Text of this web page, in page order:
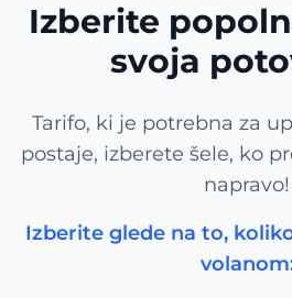
Izberite
svoja
Tarifo, ki je potrebna za
postaje, izberete šele, ko
napravo!
Izberite glede na to,